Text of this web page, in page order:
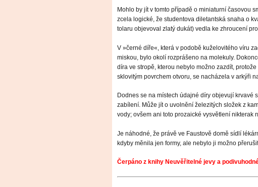
Mohlo by jít v tomto případě o miniaturní časovou
zcela logické, že studentova diletantská snaha o
tolaru objevoval zlatý dukát) vedla ke zhroucení
V »černé díře«, která v podobě kuželovitého víru
miskou, bylo okolí rozprášeno na molekuly.
díra ve stropě, kterou nebylo možno zazdít,
sklovitým povrchem otvoru, se nacházela v arkýři
Dodnes se na místech údajné díry objevují krvavé
zabílení. Může jít o uvolnění železitých složek z
vody; ovšem ani toto prozaické vysvětlení nikterak
Je náhodné, že právě ve Faustově domě sídlí
kdyby měnila jen formy, ale nebylo ji možno
Čerpáno z knihy Neuvěřitelné jevy a